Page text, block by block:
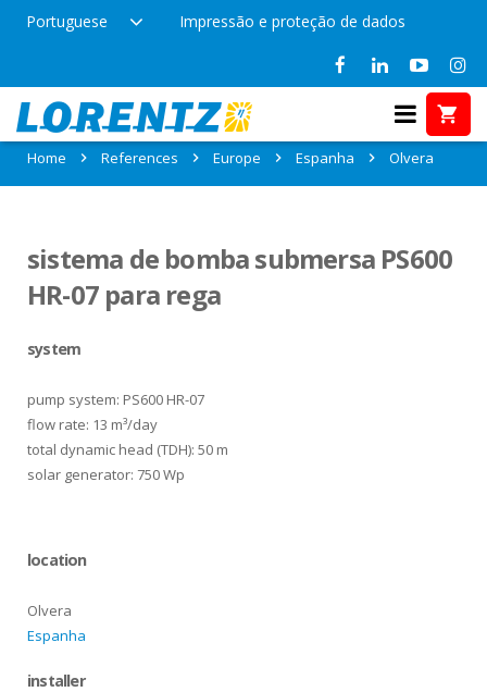
Portuguese Impressão e proteção de dados
References in Olvera, Espanha
Home References Europe Espanha Olvera
sistema de bomba submersa PS600
HR-07 para rega
system
pump system: PS600 HR-07
flow rate: 13 m³/day
total dynamic head (TDH): 50 m
solar generator: 750 Wp
location
Olvera
Espanha
installer